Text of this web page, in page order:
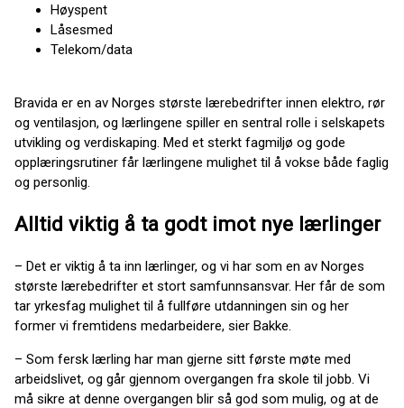
Høyspent
Låsesmed
Telekom/data
Bravida er en av Norges største lærebedrifter innen elektro, rør
og ventilasjon, og lærlingene spiller en sentral rolle i selskapets
utvikling og verdiskaping. Med et sterkt fagmiljø og gode
opplæringsrutiner får lærlingene mulighet til å vokse både faglig
og personlig.
Alltid viktig å ta godt imot nye lærlinger
– Det er viktig å ta inn lærlinger, og vi har som en av Norges
største lærebedrifter et stort samfunnsansvar. Her får de som
tar yrkesfag mulighet til å fullføre utdanningen sin og her
former vi fremtidens medarbeidere, sier Bakke.
– Som fersk lærling har man gjerne sitt første møte med
arbeidslivet, og går gjennom overgangen fra skole til jobb. Vi
må sikre at denne overgangen blir så god som mulig, og at de